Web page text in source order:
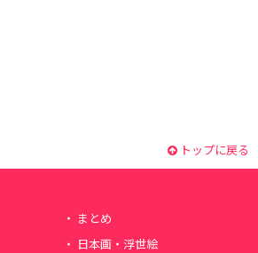
トップに戻る
まとめ
日本画・浮世絵